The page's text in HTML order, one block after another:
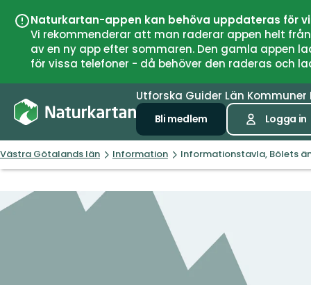
Naturkartan-appen kan behöva uppdateras för
Vi rekommenderar att man raderar appen helt
av en ny app efter sommaren. Den gamla
för vissa telefoner - då behöver den raderas och
Utforska Guider Län Kommuner
Bli medlem Logga in
Västra Götalands län Information Informationstavla, Bölets